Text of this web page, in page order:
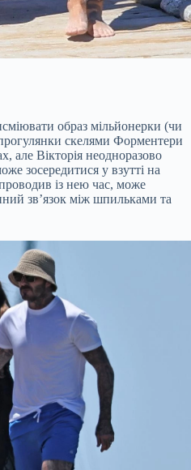
образ мільйонерки (чи
скелями Форментери
але Вікторія неодноразово
зосередитися у взутті на
із нею час, може
зв’язок між шпильками та